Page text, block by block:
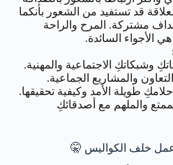
قد تستفيد من الشعور بأنكما
مشتركة. المرح والراحة
الأجواء السائدة.
وشبكاتكِ الاجتماعية والمهنية.
والمشاريع الجماعية.
طويلة الأمد وكيفية تحقيقها.
والملهم مع أصدقائكِ